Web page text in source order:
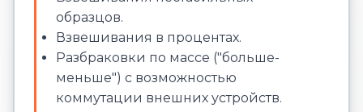
образцов.
Взвешивания в процентах.
Разбраковки по массе ("больше-
меньше") с возможностью
коммутации внешних устройств.